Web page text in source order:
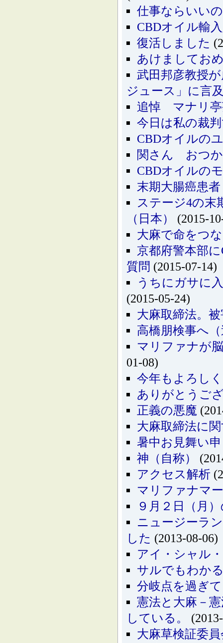
仕事ならいい
CBDオイル輸
復活しました
あけましてお
武田邦彦教授
ジュース」に言
追悼 マナリ亭
今日は私の裁
CBDオイルの
関さん おつ
CBDオイルの
末期大腸癌患
ステージ4の末
（日本）
(2015-
大麻で命をつ
京都府警本部
質問 (2015-07-14)
うちにガサに
(2015-05-24)
大麻取締法。
高橋朋検事へ
マリファナが
01-08)
今年もよろし
ありがとうご
正義の悪魔
大麻取締法に
暑中お見舞い
神（自称）
アクセス解析
マリファナマ
９月２日（月
ニュージーラ
した (2013-08-06)
アイ・シャル
サルでもわか
分岐点を過ぎて
憲法と大麻－
している。
大麻草検証委